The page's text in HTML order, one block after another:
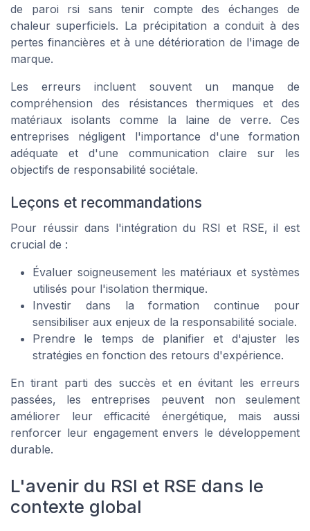
de paroi rsi sans tenir compte des échanges de
chaleur superficiels. La précipitation a conduit à des
pertes financières et à une détérioration de l'image de
marque.
Les erreurs incluent souvent un manque de
compréhension des résistances thermiques et des
matériaux isolants comme la laine de verre. Ces
entreprises négligent l'importance d'une formation
adéquate et d'une communication claire sur les
objectifs de responsabilité sociétale.
Leçons et recommandations
Pour réussir dans l'intégration du RSI et RSE, il est
crucial de :
Évaluer soigneusement les matériaux et systèmes
utilisés pour l'isolation thermique.
Investir dans la formation continue pour
sensibiliser aux enjeux de la responsabilité sociale.
Prendre le temps de planifier et d'ajuster les
stratégies en fonction des retours d'expérience.
En tirant parti des succès et en évitant les erreurs
passées, les entreprises peuvent non seulement
améliorer leur efficacité énergétique, mais aussi
renforcer leur engagement envers le développement
durable.
L'avenir du RSI et RSE dans le
contexte global